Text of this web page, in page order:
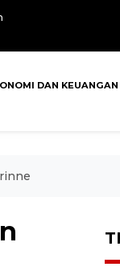
DAN KEUANGAN